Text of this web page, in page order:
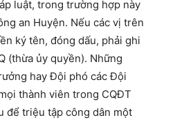
luật, trong trường hợp này
an Huyện. Nếu các vị trên
ký tên, đóng dấu, phải ghi
(thừa ủy quyền). Những
hay Đội phó các Đội
thành viên trong CQĐT
để triệu tập công dân một